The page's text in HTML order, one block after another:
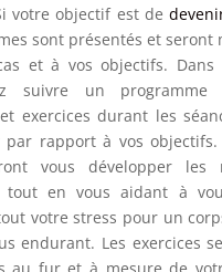
votre objectif est de
sont présentés et seront
et à vos objectifs. Dans
suivre un programme
exercices durant les
par rapport à vos objectifs.
vous développer les
tout en vous aidant à
votre stress pour un
endurant. Les exercices